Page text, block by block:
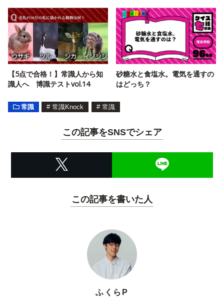
【5点で合格！】常識人から知
識人へ 博識テストvol.14
砂糖水と食塩水。電気を通すの
はどっち？
常識 # 常識Knock # 常識
この記事をSNSでシェア
この記事を書いた人
ふくらP